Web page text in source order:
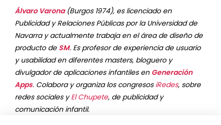
Álvaro Varona(Burgos 1974), es licenciado en
Publicidad y Relaciones Públicas por la Universidad de
Navarra y actualmente trabaja en el área de diseño de
producto de SM. Es profesor de experiencia de usuario
y usabilidad en diferentes masters, bloguero y
divulgador de aplicaciones infantiles en Generación
Apps. Colabora y organiza los congresos iRedes, sobre
redes sociales yEl Chupete, de publicidad y
comunicación infantil.